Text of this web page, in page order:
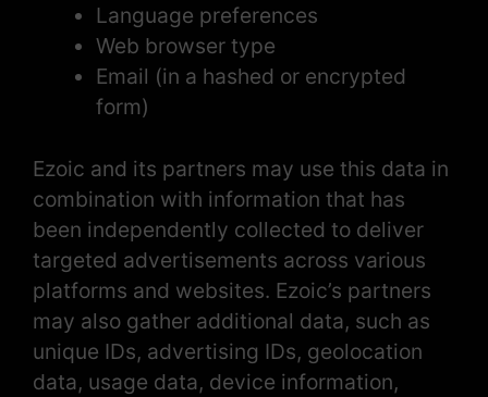
Language preferences
Web browser type
Email (in a hashed or encrypted
form)
Ezoic and its partners may use this data in
combination with information that has
been independently collected to deliver
targeted advertisements across various
platforms and websites. Ezoic’s partners
may also gather additional data, such as
unique IDs, advertising IDs, geolocation
data, usage data, device information,